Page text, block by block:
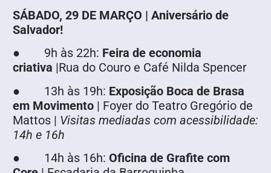
SÁBADO, 29 DE MARÇO | Aniversário de
Salvador!
● 9h às 22h: Feira de economia
criativa |Rua do Couro e Café Nilda Spencer
● 13h às 19h: Exposição Boca de Brasa
em Movimento | Foyer do Teatro Gregório de
Mattos | Visitas mediadas com acessibilidade:
14h e 16h
● 14h às 16h: Oficina de Grafite com